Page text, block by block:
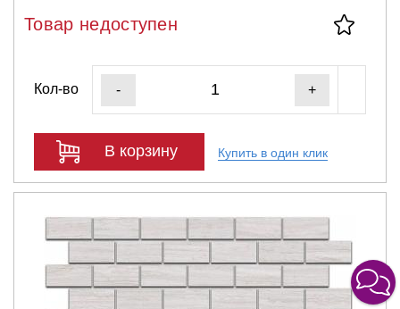
Товар недоступен
Кол-во - +
В корзину Купить в один клик